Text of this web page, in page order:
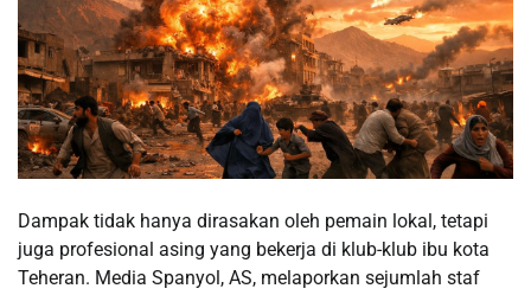
Dampak tidak hanya dirasakan oleh pemain lokal, tetapi
juga profesional asing yang bekerja di klub-klub ibu kota
Teheran. Media Spanyol, AS, melaporkan sejumlah staf